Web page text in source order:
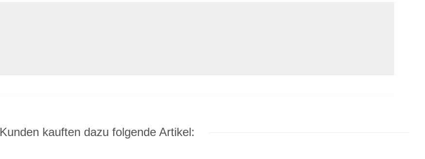
Kunden kauften dazu folgende Artikel: